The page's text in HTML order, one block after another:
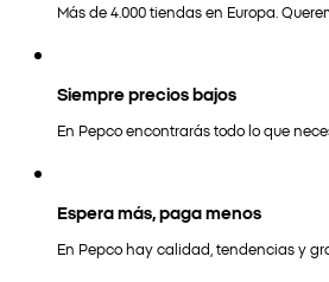
Más de 4.000 tiendas en Europa.
Siempre precios bajos
En Pepco encontrarás todo lo que
Espera más, paga menos
En Pepco hay calidad, tendencias y